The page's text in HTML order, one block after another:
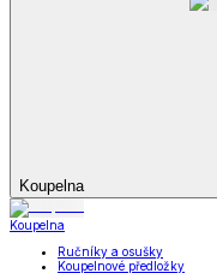
Koupelna
Koupelna
Ručníky a osušky
Koupelnové předložky